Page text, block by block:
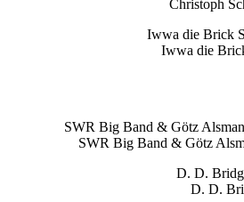
Christoph
Iwwa die
SWR Big Band & Götz
D. D.